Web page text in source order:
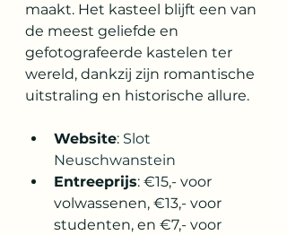
maakt. Het kasteel blijft een van
de meest geliefde en
gefotografeerde kastelen ter
wereld, dankzij zijn romantische
uitstraling en historische allure.
Website: Slot
Neuschwanstein
Entreeprijs: €15,- voor
volwassenen, €13,- voor
studenten, en €7,- voor